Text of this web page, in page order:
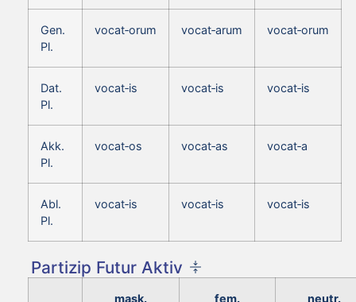
Gen.
Pl.
vocat‑orum vocat‑arum vocat‑orum
Dat.
Pl.
vocat‑is vocat‑is vocat‑is
Akk.
Pl.
vocat‑os vocat‑as vocat‑a
Abl.
Pl.
vocat‑is vocat‑is vocat‑is
Partizip Futur Aktiv
mask. fem. neutr.